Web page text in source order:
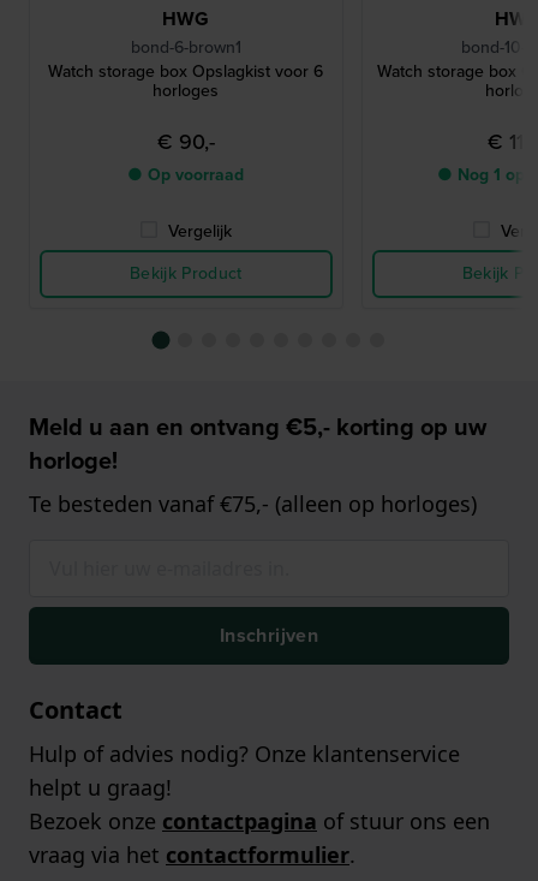
HWG
bond-6-brown1
Watch storage box Opslagkist voor 6
horloges
€ 90,-
● Op voorraad
Vergelijk
Bekijk Product
bond-10-
Watch storage box
€
● Nog 1 op
Bekijk
Meld u aan en ontvang €5,- korting op uw
horloge!
Te besteden vanaf €75,- (alleen op horloges)
Inschrijven
Contact
Hulp of advies nodig? Onze klantenservice
helpt u graag!
Bezoek onze contactpagina of stuur ons een
vraag via het contactformulier.